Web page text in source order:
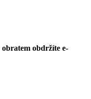
obratem obdržíte e-